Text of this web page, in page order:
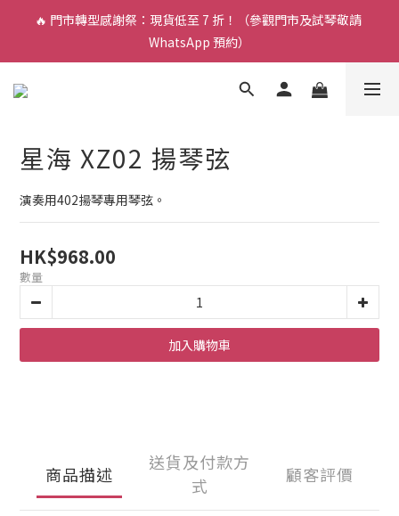
🎵 新生限時：$200 試堂優惠（包樂器借用）
🔥 門市轉型感謝祭：現貨低至 7 折！（參觀門市及試琴敬請
WhatsApp 預約）
🎵 新生限時：$200 試堂優惠（包樂器借用）
星海 XZ02 揚琴弦
演奏用402揚琴專用琴弦。
HK$968.00
數量
加入購物車
商品描述
送貨及付款方
式
顧客評價